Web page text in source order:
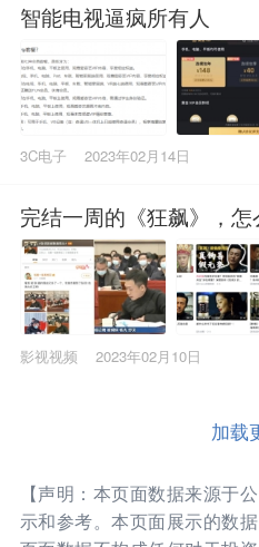
智能电视逼疯所有人
3C电子 2023年02月14日
完结一周的《狂飙》，怎
影视视频 2023年02月10日
加载
【声明：本页面数据来源于
示和参考。本页面展示的数